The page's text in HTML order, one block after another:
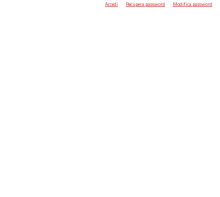
Accedi Recupera password Modifica password